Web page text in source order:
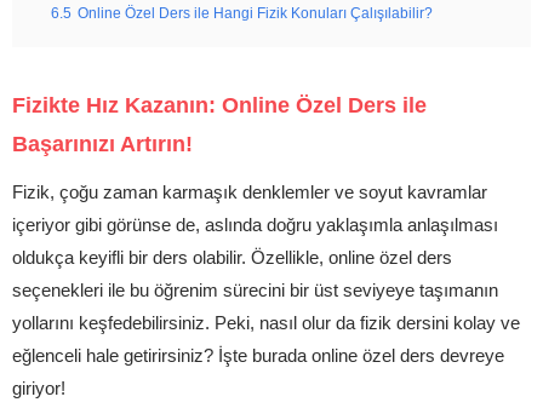
6.5 Online Özel Ders ile Hangi Fizik Konuları Çalışılabilir?
Fizikte Hız Kazanın: Online Özel Ders ile
Başarınızı Artırın!
Fizik, çoğu zaman karmaşık denklemler ve soyut kavramlar
içeriyor gibi görünse de, aslında doğru yaklaşımla anlaşılması
oldukça keyifli bir ders olabilir. Özellikle, online özel ders
seçenekleri ile bu öğrenim sürecini bir üst seviyeye taşımanın
yollarını keşfedebilirsiniz. Peki, nasıl olur da fizik dersini kolay ve
eğlenceli hale getirirsiniz? İşte burada online özel ders devreye
giriyor!